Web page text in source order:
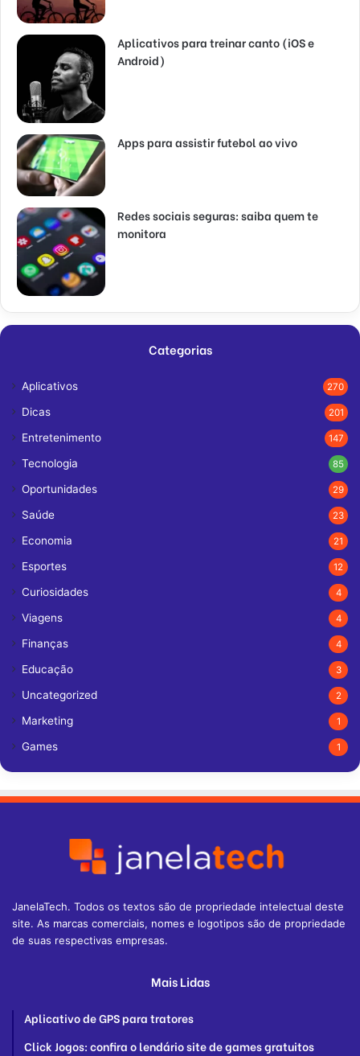
Aplicativos para treinar canto (iOS e
Android)
Apps para assistir futebol ao vivo
Redes sociais seguras: saiba quem te
monitora
Categorias
Aplicativos 270
Dicas 201
Entretenimento 147
Tecnologia 85
Oportunidades 29
Saúde 23
Economia 21
Esportes 12
Curiosidades 4
Viagens 4
Finanças 4
Educação 3
Uncategorized 2
Marketing 1
Games 1
JanelaTech. Todos os textos são de propriedade intelectual deste
site. As marcas comerciais, nomes e logotipos são de propriedade
de suas respectivas empresas.
Mais Lidas
Aplicativo de GPS para tratores
Click Jogos: confira o lendário site de games gratuitos